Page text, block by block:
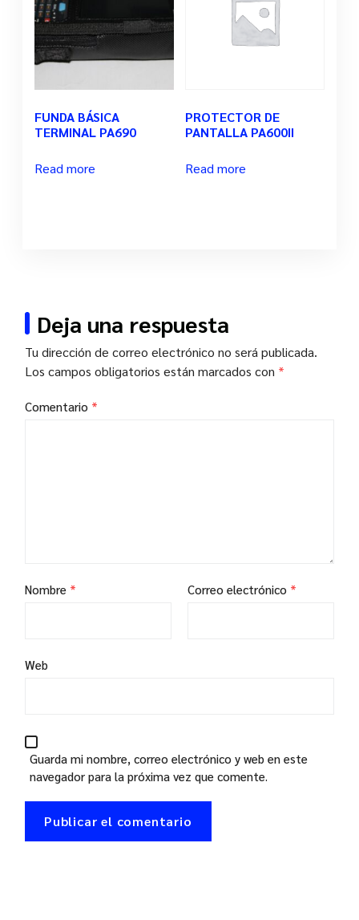
FUNDA BÁSICA
TERMINAL PA690
Read more
PROTECTOR DE
PANTALLA PA600II
Read more
Deja una respuesta
Tu dirección de correo electrónico no será publicada.
Los campos obligatorios están marcados con *
Comentario *
Nombre * Correo electrónico *
Web
Guarda mi nombre, correo electrónico y web en este
navegador para la próxima vez que comente.